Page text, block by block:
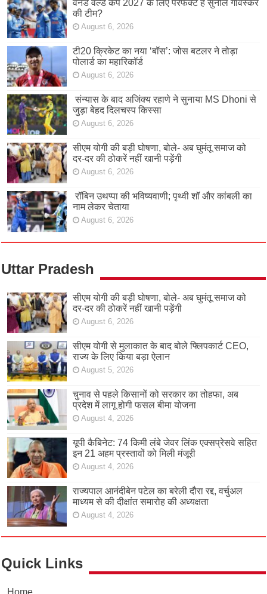
वनडे वर्ल्ड कप 2027 के लिए परफेक्ट है सुनील गावस्कर
की टीम?
August 6, 2026
टी20 क्रिकेट का नया ‘बॉस’: जोस बटलर ने तोड़ा
पोलार्ड का महारिकॉर्ड
August 6, 2026
संन्यास के बाद अजिंक्‍य रहाणे ने सुनाया MS Dhoni से
जुड़ा बेहद दिलचस्प किस्सा
August 6, 2026
सीएम योगी की बड़ी घोषणा, बोले- अब घुमंतू समाज को
दर-दर की ठोकरें नहीं खानी पड़ेंगी
August 6, 2026
रॉबिन उथप्पा की भविष्यवाणी; पृथ्वी शॉ और कांबली का
नाम लेकर चेताया
August 6, 2026
Uttar Pradesh
सीएम योगी की बड़ी घोषणा, बोले- अब घुमंतू समाज को
दर-दर की ठोकरें नहीं खानी पड़ेंगी
August 6, 2026
सीएम योगी से मुलाकात के बाद बोले फ्लिपकार्ट CEO,
राज्य के लिए किया बड़ा ऐलान
August 5, 2026
चुनाव से पहले किसानों को सरकार का तोहफा, अब
प्रदेश में लागू होगी फसल बीमा योजना
August 4, 2026
यूपी कैबिनेट: 74 किमी लंबे जेवर लिंक एक्सप्रेसवे सहित
इन 21 अहम प्रस्तावों को मिली मंजूरी
August 4, 2026
राज्यपाल आनंदीबेन पटेल का बरेली दौरा रद्द, वर्चुअल
माध्यम से की दीक्षांत समारोह की अध्यक्षता
August 4, 2026
Quick Links